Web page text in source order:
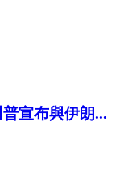
宣布與伊朗...